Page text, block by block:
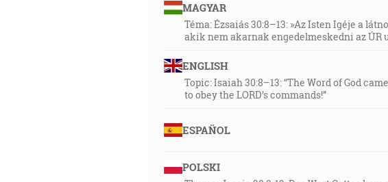
MAGYAR
Téma: Ézsaiás 30:8–13: »Az Isten Igéje a
akik nem akarnak engedelmeskedni az ÚR
ENGLISH
Topic: Isaiah 30:8–13: “The Word of God
to obey the LORD’s commands!”
ESPAÑOL
POLSKI